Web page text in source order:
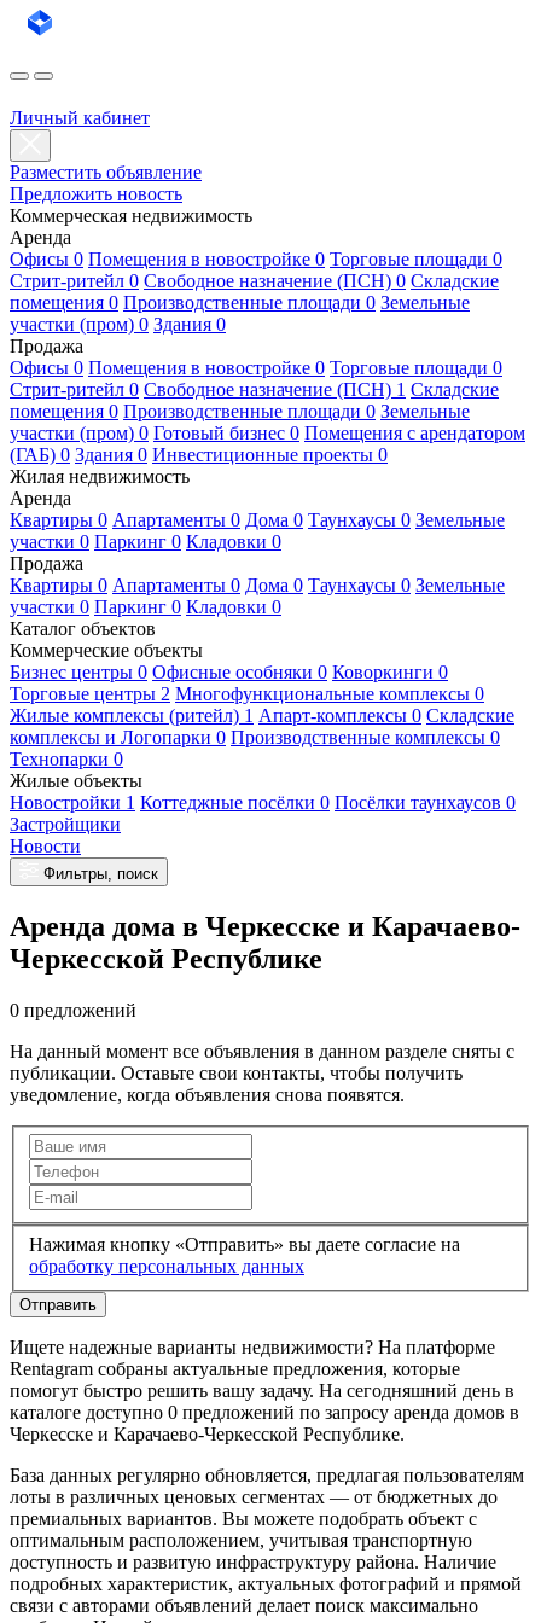
Личный кабинет
Разместить объявление
Предложить новость
Коммерческая недвижимость
Аренда
Офисы 0 Помещения в новостройке 0 Торговые площади 0
Стрит-ритейл 0 Свободное назначение (ПСН) 0 Складские
помещения 0 Производственные площади 0 Земельные
участки (пром) 0 Здания 0
Продажа
Офисы 0 Помещения в новостройке 0 Торговые площади 0
Стрит-ритейл 0 Свободное назначение (ПСН) 1 Складские
помещения 0 Производственные площади 0 Земельные
участки (пром) 0 Готовый бизнес 0 Помещения с арендатором
(ГАБ) 0 Здания 0 Инвестиционные проекты 0
Жилая недвижимость
Аренда
Квартиры 0 Апартаменты 0 Дома 0 Таунхаусы 0 Земельные
участки 0 Паркинг 0 Кладовки 0
Продажа
Квартиры 0 Апартаменты 0 Дома 0 Таунхаусы 0 Земельные
участки 0 Паркинг 0 Кладовки 0
Каталог объектов
Коммерческие объекты
Бизнес центры 0 Офисные особняки 0 Коворкинги 0
Торговые центры 2 Многофункциональные комплексы 0
Жилые комплексы (ритейл) 1 Апарт-комплексы 0 Складские
комплексы и Логопарки 0 Производственные комплексы 0
Технопарки 0
Жилые объекты
Новостройки 1 Коттеджные посёлки 0 Посёлки таунхаусов 0
Застройщики
Новости
Фильтры, поиск
Аренда дома в Черкесске и Карачаево-
Черкесской Республике
0 предложений
На данный момент все объявления в данном разделе сняты с
публикации. Оставьте свои контакты, чтобы получить
уведомление, когда объявления снова появятся.
Нажимая кнопку «Отправить» вы даете согласие на
обработку персональных данных
Отправить
Ищете надежные варианты недвижимости? На платформе
Rentagram собраны актуальные предложения, которые
помогут быстро решить вашу задачу. На сегодняшний день в
каталоге доступно 0 предложений по запросу аренда домов в
Черкесске и Карачаево-Черкесской Республике.
База данных регулярно обновляется, предлагая пользователям
лоты в различных ценовых сегментах — от бюджетных до
премиальных вариантов. Вы можете подобрать объект с
оптимальным расположением, учитывая транспортную
доступность и развитую инфраструктуру района. Наличие
подробных характеристик, актуальных фотографий и прямой
связи с авторами объявлений делает поиск максимально